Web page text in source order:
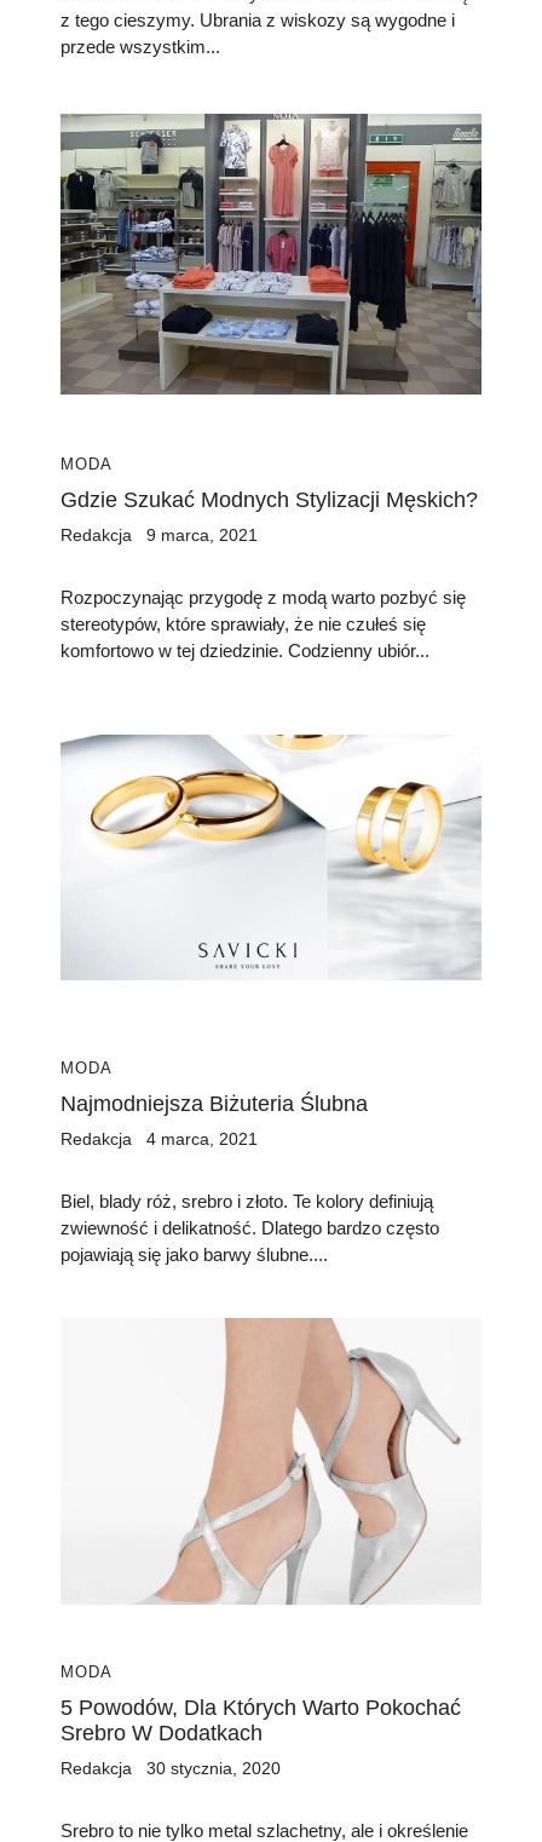
z tego cieszymy. Ubrania z wiskozy są wygodne i
przede wszystkim...
MODA
Gdzie Szukać Modnych Stylizacji Męskich?
Redakcja 9 marca, 2021
Rozpoczynając przygodę z modą warto pozbyć się
stereotypów, które sprawiały, że nie czułeś się
komfortowo w tej dziedzinie. Codzienny ubiór...
MODA
Najmodniejsza Biżuteria Ślubna
Redakcja 4 marca, 2021
Biel, blady róż, srebro i złoto. Te kolory definiują
zwiewność i delikatność. Dlatego bardzo często
pojawiają się jako barwy ślubne....
MODA
5 Powodów, Dla Których Warto Pokochać
Srebro W Dodatkach
Redakcja 30 stycznia, 2020
Srebro to nie tylko metal szlachetny, ale i określenie